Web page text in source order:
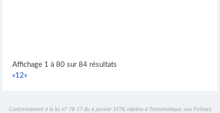
Affichage 1 à 80 sur 84 résultats
«12»
Conformément à la loi n° 78-17 du 6 janvier 1978, relative à l'Informatique, aux Fichiers